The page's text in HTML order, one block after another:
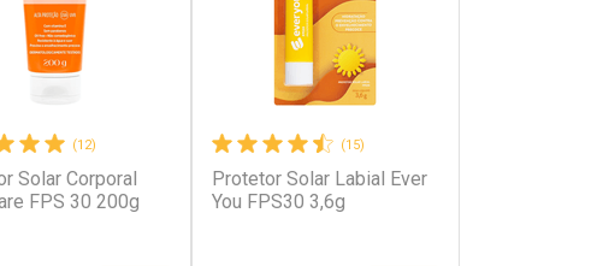
(12)
Solar Corporal
FPS 30 200g
(15)
Protetor Solar Labial Ever
You FPS30 3,6g